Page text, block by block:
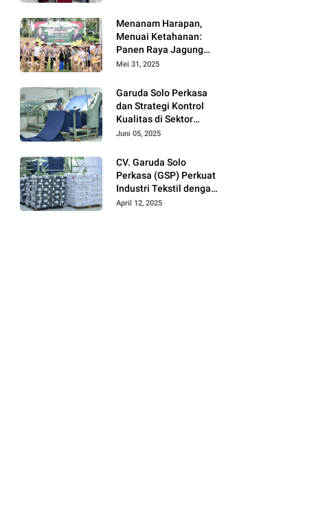
Menanam Harapan,
Menuai Ketahanan:
Panen Raya Jagung
Warnai Sinergi Polres
Moutong
Mei 31, 2025
Garuda Solo Perkasa
dan Strategi Kontrol
Kualitas di Sektor
Tekstil
Juni 05, 2025
CV. Garuda Solo
Perkasa (GSP) Perkuat
Industri Tekstil dengan
Produksi Kain Greige
April 12, 2025